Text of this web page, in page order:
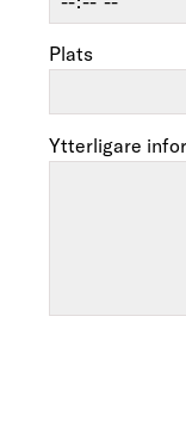
Plats
Ytterligare